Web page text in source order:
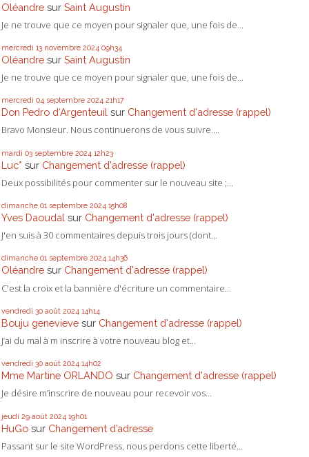
Oléandre sur Saint Augustin
Je ne trouve que ce moyen pour signaler que, une fois de...
mercredi 13 novembre 2024 09h34
Oléandre sur Saint Augustin
Je ne trouve que ce moyen pour signaler que, une fois de...
mercredi 04 septembre 2024 21h17
Don Pedro d‘Argenteuil sur Changement d'adresse (rappel)
Bravo Monsieur. Nous continuerons de vous suivre....
mardi 03 septembre 2024 12h23
Luc* sur Changement d'adresse (rappel)
Deux possibilités pour commenter sur le nouveau site ;...
dimanche 01 septembre 2024 15h08
Yves Daoudal sur Changement d'adresse (rappel)
J'en suis à 30 commentaires depuis trois jours (dont...
dimanche 01 septembre 2024 14h36
Oléandre sur Changement d'adresse (rappel)
C'est la croix et la bannière d'écriture un commentaire...
vendredi 30 août 2024 14h14
Bouju genevieve sur Changement d'adresse (rappel)
J’ai du mal à m inscrire à votre nouveau blog et...
vendredi 30 août 2024 14h02
Mme Martine ORLANDO sur Changement d'adresse (rappel)
Je désire m’inscrire de nouveau pour recevoir vos...
jeudi 29 août 2024 19h01
HuGo sur Changement d’adresse
Passant sur le site WordPress, nous perdons cette liberté...